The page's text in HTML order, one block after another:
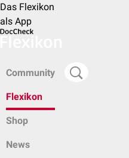
Das Flexikon
als App
Community
Flexikon
Shop
News